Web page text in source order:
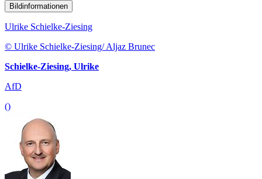
Bildinformationen
Ulrike Schielke-Ziesing
© Ulrike Schielke-Ziesing/ Aljaz Brunec
Schielke-Ziesing, Ulrike
AfD
()